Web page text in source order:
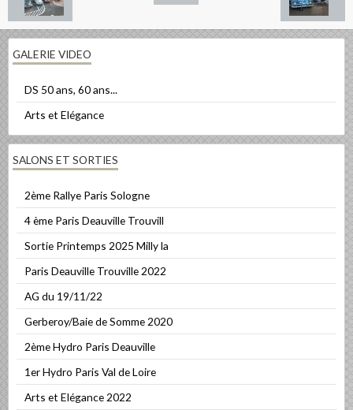
GALERIE VIDEO
DS 50 ans, 60 ans...
Arts et Elégance
SALONS ET SORTIES
2ème Rallye Paris Sologne
4 ème Paris Deauville Trouvill
Sortie Printemps 2025 Milly la
Paris Deauville Trouville 2022
AG du 19/11/22
Gerberoy/Baie de Somme 2020
2ème Hydro Paris Deauville
1er Hydro Paris Val de Loire
Arts et Elégance 2022